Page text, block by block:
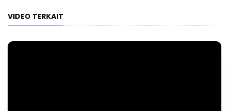
VIDEO TERKAIT